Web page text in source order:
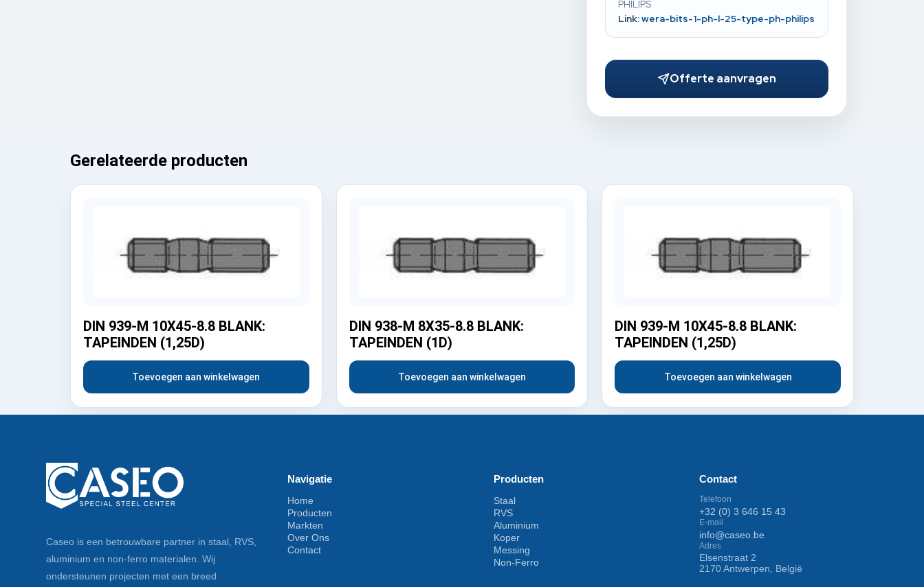
PHILIPS
Link:wera-bits-1-ph-l-25-type-ph-philips
Offerte aanvragen
Gerelateerde producten
DIN 939-M 10X45-8.8 BLANK:
TAPEINDEN (1,25D)
Toevoegen aan winkelwagen
DIN 938-M 8X35-8.8 BLANK:
TAPEINDEN (1D)
Toevoegen aan winkelwagen
DIN 939-M 10X45-8.8 BLANK:
TAPEINDEN (1,25D)
Toevoegen aan winkelwagen
Caseo is een betrouwbare partner in staal, RVS,
aluminium en non-ferro materialen. Wij
ondersteunen projecten met een breed
Navigatie
Home
Producten
Markten
Over Ons
Contact
Producten
Staal
RVS
Aluminium
Koper
Messing
Non-Ferro
Contact
Telefoon
+32 (0) 3 646 15 43
E-mail
info@caseo.be
Adres
Elsenstraat 2
2170 Antwerpen, België